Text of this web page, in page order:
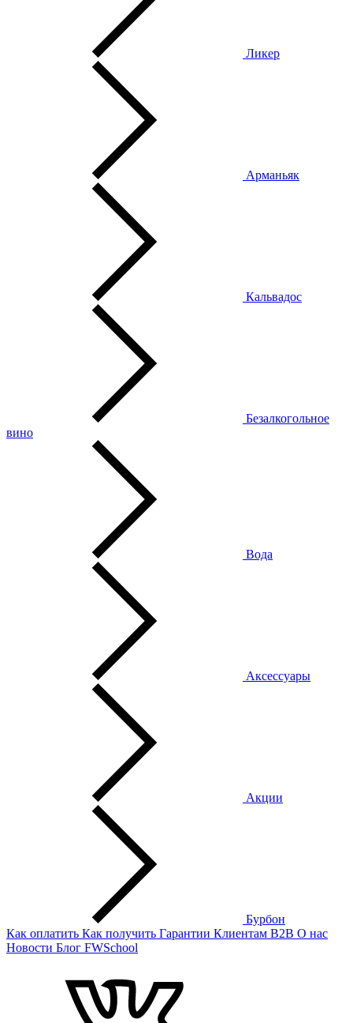
Ликер
Арманьяк
Кальвадос
Безалкогольное
вино
Вода
Аксессуары
Акции
Бурбон
Как оплатить Как получить Гарантии Клиентам B2B О нас
Новости Блог FWSchool